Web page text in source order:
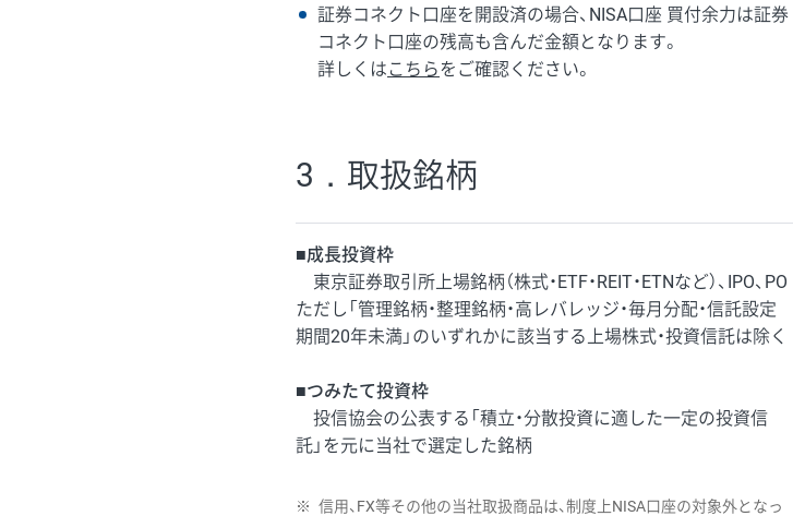
証券コネクト口座を開設済の場合、NISA口座 買付余力は証券
コネクト口座の残高も含んだ金額となります。
詳しくは こちらをご確認ください。
3．取扱銘柄
■成長投資枠
東京証券取引所上場銘柄（株式・ETF・REIT・ETNなど）、IPO、PO
ただし「管理銘柄・整理銘柄・高レバレッジ・毎月分配・信託設定
期間20年未満」のいずれかに該当する上場株式・投資信託は除く
■つみたて投資枠
投信協会の公表する「積立・分散投資に適した一定の投資信
託」を元に当社で選定した銘柄
※ 信用、FX等その他の当社取扱商品は、制度上NISA口座の対象外となっ